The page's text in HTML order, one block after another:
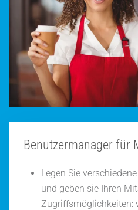
Benutzermanager für
Legen Sie
und geben sie Ihren
Zugriffsmöglichkeiten: